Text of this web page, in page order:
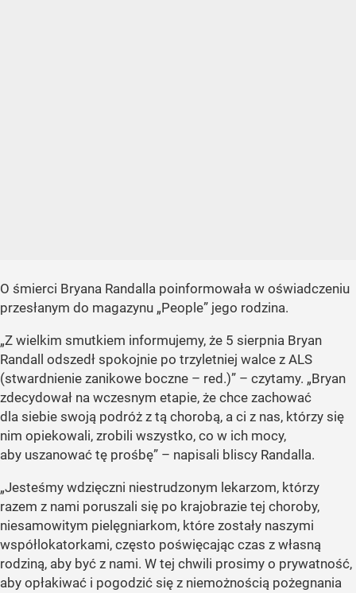
O śmierci Bryana Randalla poinformowała w oświadczeniu
przesłanym do magazynu „People” jego rodzina.
„Z wielkim smutkiem informujemy, że 5 sierpnia Bryan
Randall odszedł spokojnie po trzyletniej walce z ALS
(stwardnienie zanikowe boczne – red.)” – czytamy. „Bryan
zdecydował na wczesnym etapie, że chce zachować
dla siebie swoją podróż z tą chorobą, a ci z nas, którzy się
nim opiekowali, zrobili wszystko, co w ich mocy,
aby uszanować tę prośbę” – napisali bliscy Randalla.
„Jesteśmy wdzięczni niestrudzonym lekarzom, którzy
razem z nami poruszali się po krajobrazie tej choroby,
niesamowitym pielęgniarkom, które zostały naszymi
współlokatorkami, często poświęcając czas z własną
rodziną, aby być z nami. W tej chwili prosimy o prywatność,
aby opłakiwać i pogodzić się z niemożnością pożegnania